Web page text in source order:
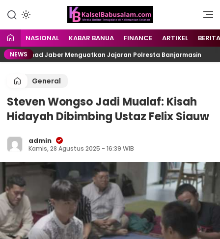
kalselbabusalam.com
Menyuarakan Kalsel,
Menginspirasi Nusantara
NASIONAL KABAR BANUA FINANCE ARTIKEL BERITA
NEWS Jaber Menguatkan Jajaran Polresta Banjarmasin
General
Steven Wongso Jadi Mualaf: Kisah
Hidayah Dibimbing Ustaz Felix Siauw
admin
Kamis, 28 Agustus 2025 - 16:39 WIB